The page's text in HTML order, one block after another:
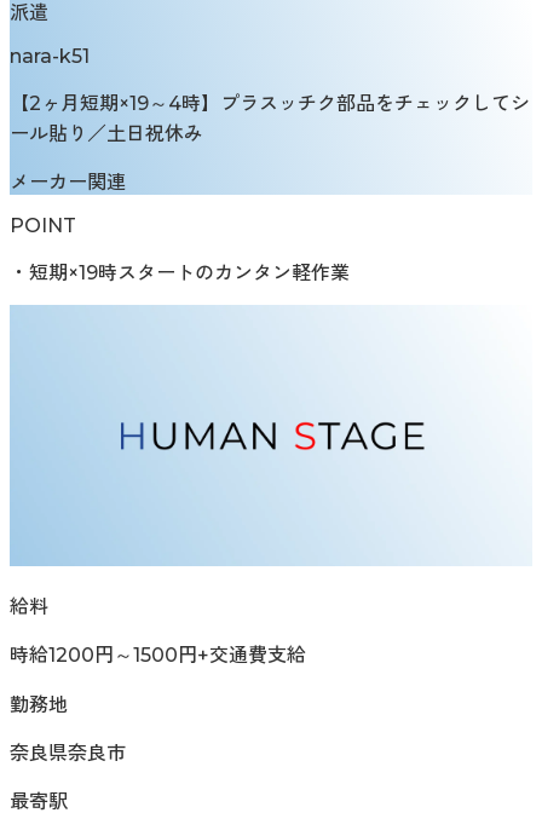
派遣
nara-k51
【2ヶ月短期×19～4時】プラスッチク部品をチェックしてシ
ール貼り／土日祝休み
メーカー関連
POINT
・短期×19時スタートのカンタン軽作業
給料
時給1200円～1500円+交通費支給
勤務地
奈良県奈良市
最寄駅